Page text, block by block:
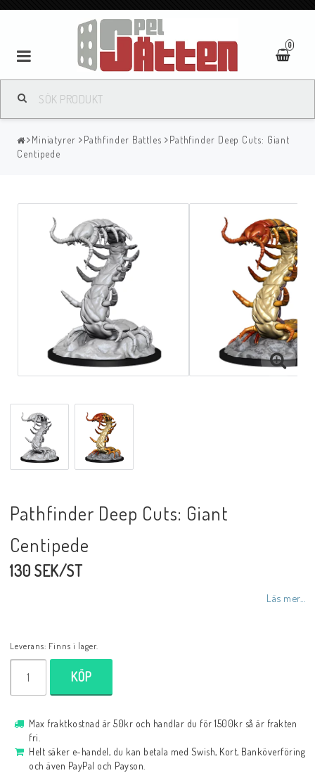
0
Miniatyrer Pathfinder Battles
Pathfinder Deep Cuts: Giant
Centipede
Pathfinder Deep Cuts: Giant
Centipede
130 SEK/ST
Läs mer...
Leverans: Finns i lager.
KÖP
Max fraktkostnad är 50kr och handlar du för 1500kr så är frakten
fri.
Helt säker e-handel, du kan betala med Swish, Kort, Banköverföring
och även PayPal och Payson.